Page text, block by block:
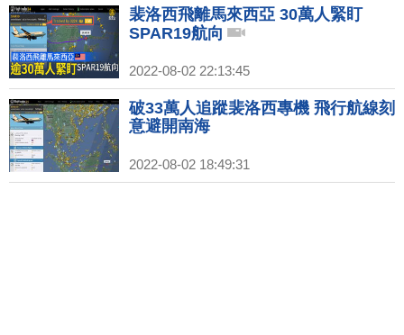
裴洛西飛離馬來西亞 30萬人緊盯
SPAR19航向
2022-08-02 22:13:45
破33萬人追蹤裴洛西專機 飛行航線刻
意避開南海
2022-08-02 18:49:31